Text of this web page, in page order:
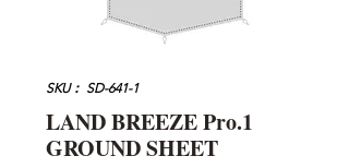
SKU： SD-641-1
LAND BREEZE Pro.1
GROUND SHEET